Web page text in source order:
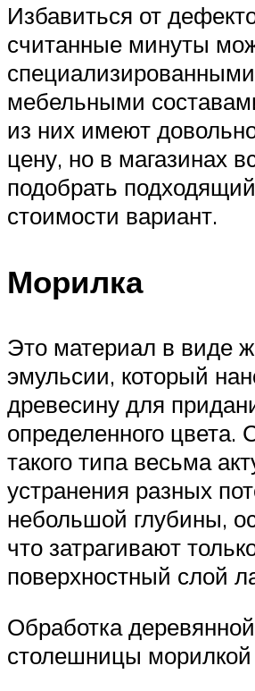
Избавиться от
считанные минуты
специализированными
мебельными
из них имеют
цену, но в магазинах
подобрать
стоимости вариант.
Морилка
Это материал в виде
эмульсии, который
древесину для
определенного цвета.
такого типа весьма
устранения разных
небольшой глубины,
что затрагивают
поверхностный слой
Обработка деревянной
столешницы морилкой